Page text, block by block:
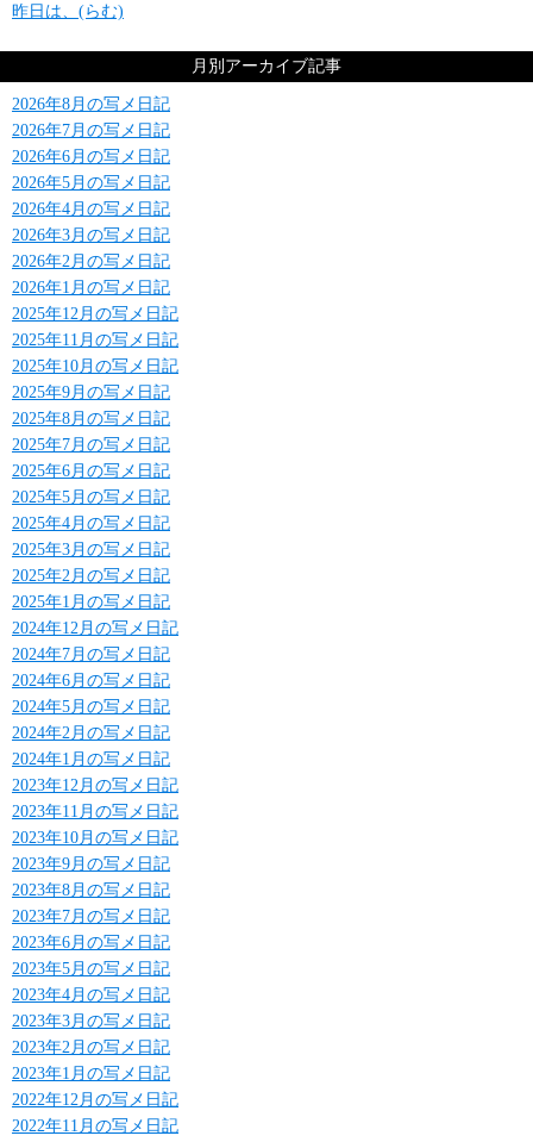
昨日は、(らむ)
月別アーカイブ記事
2026年8月の写メ日記
2026年7月の写メ日記
2026年6月の写メ日記
2026年5月の写メ日記
2026年4月の写メ日記
2026年3月の写メ日記
2026年2月の写メ日記
2026年1月の写メ日記
2025年12月の写メ日記
2025年11月の写メ日記
2025年10月の写メ日記
2025年9月の写メ日記
2025年8月の写メ日記
2025年7月の写メ日記
2025年6月の写メ日記
2025年5月の写メ日記
2025年4月の写メ日記
2025年3月の写メ日記
2025年2月の写メ日記
2025年1月の写メ日記
2024年12月の写メ日記
2024年7月の写メ日記
2024年6月の写メ日記
2024年5月の写メ日記
2024年2月の写メ日記
2024年1月の写メ日記
2023年12月の写メ日記
2023年11月の写メ日記
2023年10月の写メ日記
2023年9月の写メ日記
2023年8月の写メ日記
2023年7月の写メ日記
2023年6月の写メ日記
2023年5月の写メ日記
2023年4月の写メ日記
2023年3月の写メ日記
2023年2月の写メ日記
2023年1月の写メ日記
2022年12月の写メ日記
2022年11月の写メ日記